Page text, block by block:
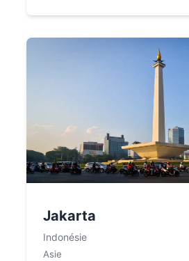
Jakarta
Indonésie
Asie